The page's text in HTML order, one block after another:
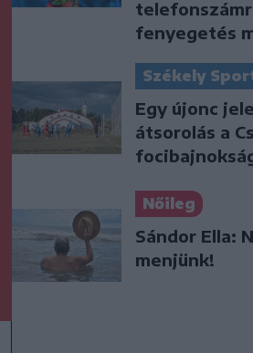
fenyegetés
Székely
Egy újonc
átsorolás a
Nőileg
Sándor Ella:
menjünk!